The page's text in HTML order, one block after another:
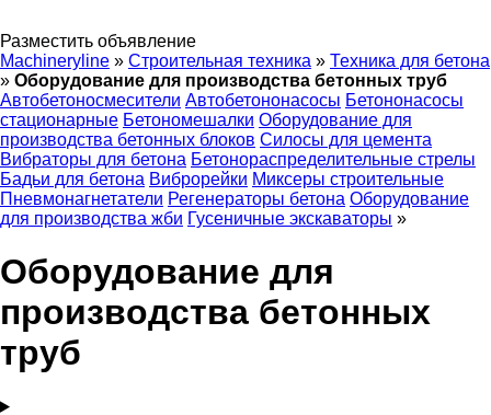
Разместить объявление
Machineryline » Строительная техника » Техника для бетона
» Оборудование для производства бетонных труб
Автобетоносмесители Автобетононасосы Бетононасосы
стационарные Бетономешалки Оборудование для
производства бетонных блоков Силосы для цемента
Вибраторы для бетона Бетонораспределительные стрелы
Бадьи для бетона Виброрейки Миксеры строительные
Пневмонагнетатели Регенераторы бетона Оборудование
для производства жби Гусеничные экскаваторы »
Оборудование для
производства бетонных
труб